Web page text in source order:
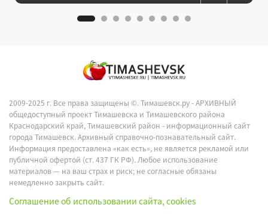
2009-2025 г. Все права защищены ©.Тимашевск.ру - АРХИВНЫЙ
общедоступный проект Тимашевска и Тимашевского района
Краснодарский край, Тимашевский район - информационный сайт
города Тимашевск. Архивный справочно-познавательный сайт.
Информация предоставлена «как есть», не является рекламой или
публичной офертой (ст. 437 ГК РФ). Любое использование
материалов — на ваш страх и риск; не согласные обязаны
немедленно закрыть сайт.
Соглашение об использовании сайта, cookies